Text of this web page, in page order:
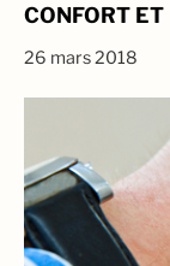
CONFORT ET
26 mars 2018